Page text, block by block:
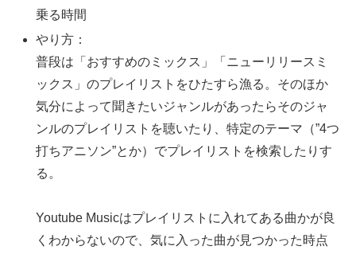
乗る時間
やり方：
普段は「おすすめのミックス」「ニューリリースミ
ックス」のプレイリストをひたすら漁る。そのほか
気分によって聞きたいジャンルがあったらそのジャ
ンルのプレイリストを聴いたり、特定のテーマ（”4つ
打ちアニソン”とか）でプレイリストを検索したりす
る。
Youtube Musicはプレイリストに入れてある曲かが良
くわからないので、気に入った曲が見つかった時点